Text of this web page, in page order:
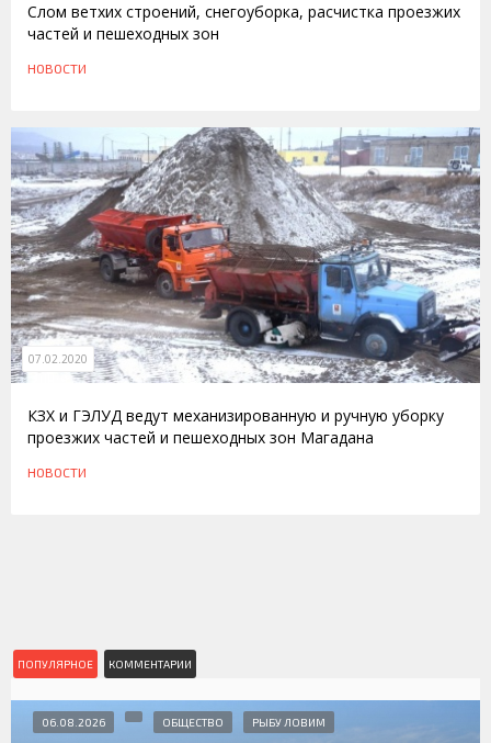
Слом ветхих строений, снегоуборка, расчистка проезжих
частей и пешеходных зон
НОВОСТИ
07.02.2020
КЗХ и ГЭЛУД ведут механизированную и ручную уборку
проезжих частей и пешеходных зон Магадана
НОВОСТИ
ПОПУЛЯРНОЕ КОММЕНТАРИИ
06.08.2026 ОБЩЕСТВО РЫБУ ЛОВИМ